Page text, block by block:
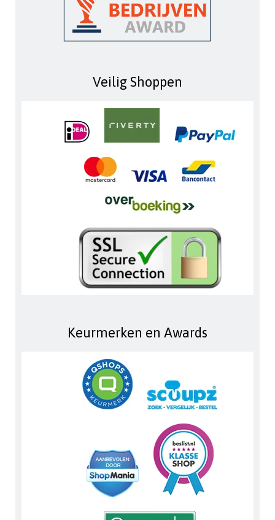
Veilig Shoppen
Keurmerken en Awards